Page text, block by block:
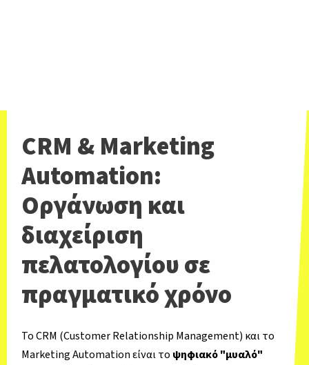
CRM & Marketing
Automation:
Οργάνωση και
διαχείριση
πελατολογίου σε
πραγματικό χρόνο
Το CRM (Customer Relationship Management) και το
Marketing Automation είναι το ψηφιακό "μυαλό"